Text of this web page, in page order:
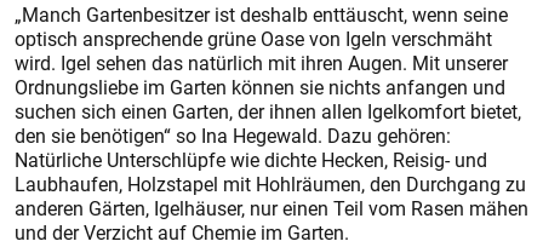
„Manch Gartenbesitzer ist deshalb enttäuscht, wenn seine
optisch ansprechende grüne Oase von Igeln verschmäht
wird. Igel sehen das natürlich mit ihren Augen. Mit unserer
Ordnungsliebe im Garten können sie nichts anfangen und
suchen sich einen Garten, der ihnen allen Igelkomfort bietet,
den sie benötigen“ so Ina Hegewald. Dazu gehören:
Natürliche Unterschlüpfe wie dichte Hecken, Reisig- und
Laubhaufen, Holzstapel mit Hohlräumen, den Durchgang zu
anderen Gärten, Igelhäuser, nur einen Teil vom Rasen mähen
und der Verzicht auf Chemie im Garten.